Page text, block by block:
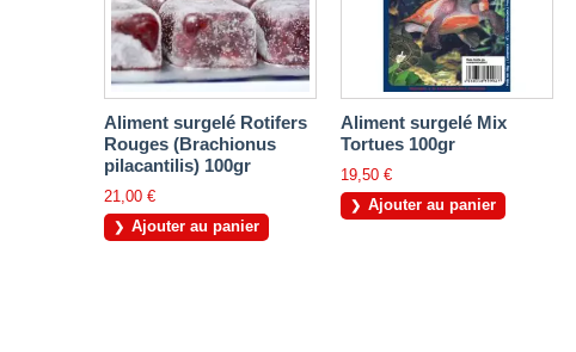
Aliment surgelé Rotifers
Rouges (Brachionus
pilacantilis) 100gr
21,00 €
Ajouter au panier
Aliment surgelé Mix
Tortues 100gr
19,50 €
Ajouter au panier